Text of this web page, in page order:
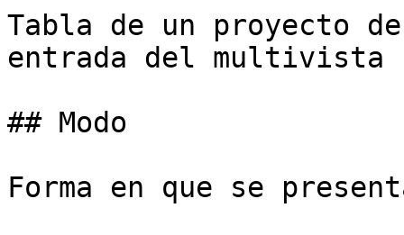
Tabla de un proyecto
entrada del
## Modo
Forma en que se